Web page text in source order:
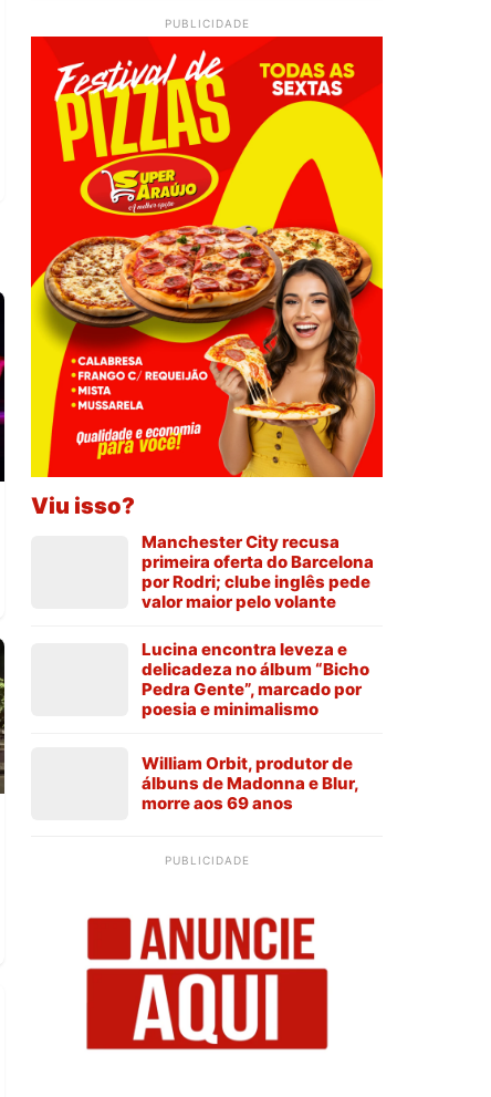
PUBLICIDADE
Viu isso?
Manchester City recusa
primeira oferta do Barcelona
por Rodri; clube inglês pede
valor maior pelo volante
Lucina encontra leveza e
delicadeza no álbum “Bicho
Pedra Gente”, marcado por
poesia e minimalismo
William Orbit, produtor de
álbuns de Madonna e Blur,
morre aos 69 anos
PUBLICIDADE